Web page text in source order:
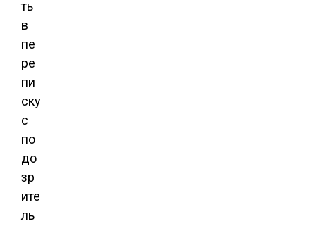
ть
в
пе
ре
пи
ску
с
по
до
зр
ите
ль